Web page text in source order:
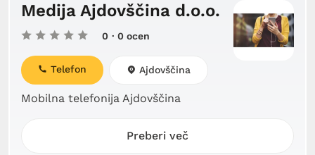
Medija Ajdovščina d.o.o.
0 · 0 ocen
Mobilna telefonija Ajdovščina
Telefon Ajdovščina
Preberi več